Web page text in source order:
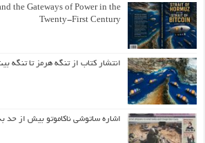
the Gateways of Power in the
Twenty-First Century
انتشار کتاب از تنگه هرمز تا تنگه
اشاره ساتوشی ناکاموتو بیش از حد